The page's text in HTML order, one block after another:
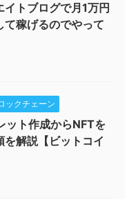
トブログで月1万円
稼げるのでやって
ックチェーン
ット作成からNFTを
解説【ビットコイ